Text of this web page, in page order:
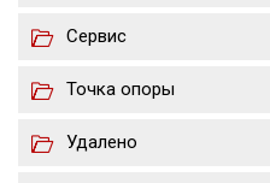
Сервис
Точка опоры
Удалено